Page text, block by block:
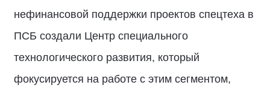
нефинансовой поддержки проектов спецтеха в
ПСБ создали Центр специального
технологического развития, который
фокусируется на работе с этим сегментом,